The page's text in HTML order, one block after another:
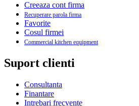
Creeaza cont firma
Recuperare parola firma
Favorite
Cosul firmei
Commercial kitchen equipment
Suport clienti
Consultanta
Finantare
Intrebari frecvente